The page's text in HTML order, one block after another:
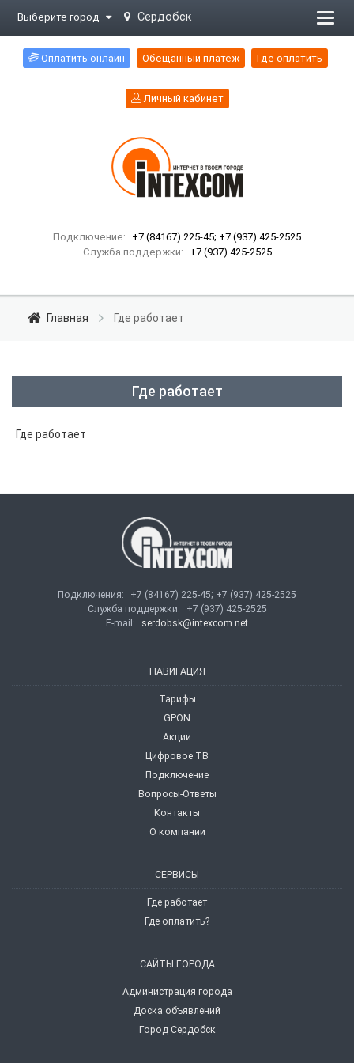
Выберите город Сердобск
Оплатить онлайн Обещанный платеж Где оплатить
Личный кабинет
Подключение:
+7 (84167) 225-45; +7 (937) 425-2525
Служба поддержки:
+7 (937) 425-2525
Главная Где работает
Где работает
Где работает
Подключения:
+7 (84167) 225-45; +7 (937) 425-2525
Служба поддержки:
+7 (937) 425-2525
E-mail:
serdobsk@intexcom.net
НАВИГАЦИЯ
Тарифы
GPON
Акции
Цифровое ТВ
Подключение
Вопросы-Ответы
Контакты
О компании
СЕРВИСЫ
Где работает
Где оплатить?
САЙТЫ ГОРОДА
Администрация города
Доска объявлений
Город Сердобск